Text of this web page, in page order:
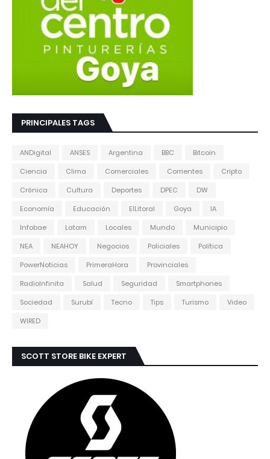
PRINCIPALES TAGS
ANDigital ANSES Argentina BBC
Bitcoin
Ciencia
Clima Comerciales Corrientes
Cripto
Crónica
Cultura Deportes DPEC
DW
Economía
Educación ElLitoral Goya
IA
Infobae
Latam Locales Mundo
Municipio
NEA
NEAHOY Negocios Policiales
Política
PowerNoticias
PrimeraHora
Provinciales
RadioInfinita
Salud Seguridad
Smartphones
Sociedad
Surubí Tecno Tips Turismo
Video
WIRED
SCOTT STORE BIKE EXPERT